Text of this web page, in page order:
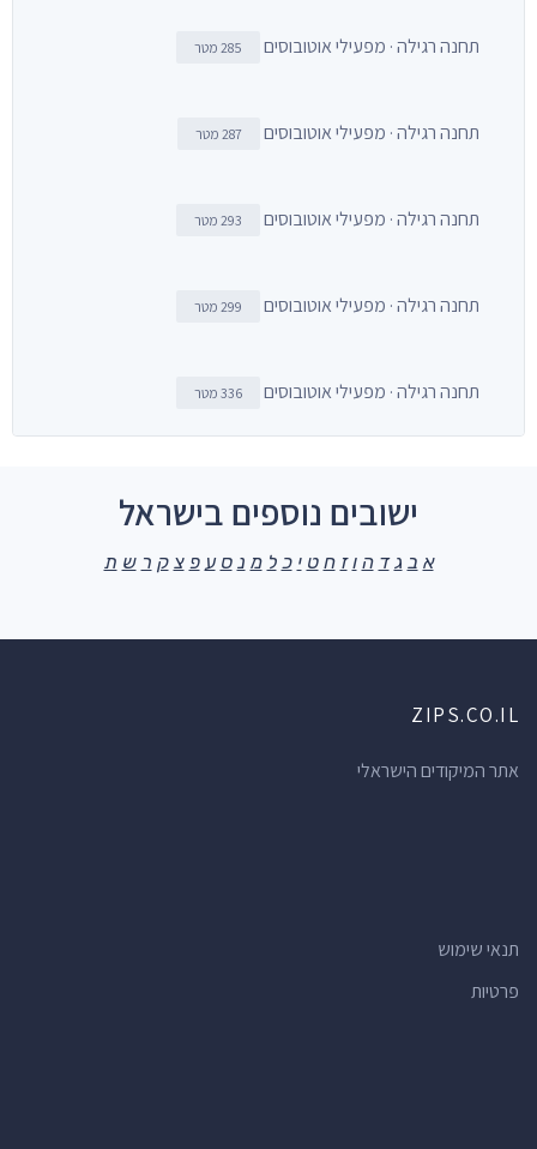
תחנה רגילה · מפעילי אוטובוסים 285 מטר
תחנה רגילה · מפעילי אוטובוסים 287 מטר
תחנה רגילה · מפעילי אוטובוסים 293 מטר
תחנה רגילה · מפעילי אוטובוסים 299 מטר
תחנה רגילה · מפעילי אוטובוסים 336 מטר
ישובים נוספים בישראל
א ב ג ד ה ו ז ח ט י כ ל מ נ ס ע פ צ ק ר ש ת
ZIPS.CO.IL
אתר המיקודים הישראלי
תנאי שימוש
פרטיות